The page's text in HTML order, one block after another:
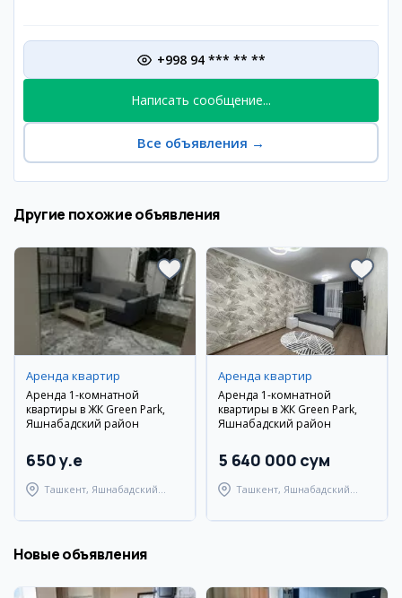
+998 94 *** ** **
Написать сообщение...
Все объявления →
Другие похожие объявления
Аренда квартир
Аренда 1-комнатной
квартиры в ЖК Green Park,
Яшнабадский район
650 y.e
Ташкент, Яшнабадский
Аренда квартир
Аренда 1-комнатной
квартиры в ЖК Green Park,
Яшнабадский район
5 640 000 сум
Ташкент, Яшнабадский
Новые объявления